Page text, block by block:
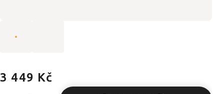
3 449 Kč